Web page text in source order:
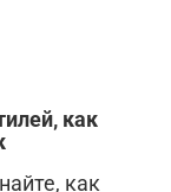
как
как